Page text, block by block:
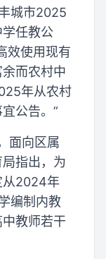
城市2025
任教公
效使用现有
而农村中
年从农村
公告。”
面向区属
指出，为
从2024年
编制内教
教师若干